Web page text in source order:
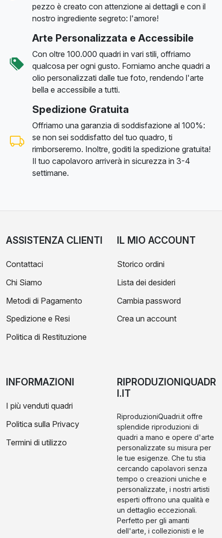
pezzo è creato con attenzione ai dettagli e con il
nostro ingrediente segreto: l'amore!
Arte Personalizzata e Accessibile
Con oltre 100.000 quadri in vari stili, offriamo
qualcosa per ogni gusto. Forniamo anche quadri a
olio personalizzati dalle tue foto, rendendo l'arte
bella e accessibile a tutti.
Spedizione Gratuita
Offriamo una garanzia di soddisfazione al 100%:
se non sei soddisfatto del tuo quadro, ti
rimborseremo. Inoltre, goditi la spedizione gratuita!
Il tuo capolavoro arriverà in sicurezza in 3-4
settimane.
ASSISTENZA CLIENTI
Contattaci
Chi Siamo
Metodi di Pagamento
Spedizione e Resi
Politica di Restituzione
IL MIO ACCOUNT
Storico ordini
Lista dei desideri
Cambia password
Crea un account
INFORMAZIONI
I più venduti quadri
Politica sulla Privacy
Termini di utilizzo
RIPRODUZIONIQUADR
I.IT
RiproduzioniQuadri.it offre
splendide riproduzioni di
quadri a mano e opere d'arte
personalizzate su misura per
le tue esigenze. Che tu stia
cercando capolavori senza
tempo o creazioni uniche e
personalizzate, i nostri artisti
esperti offrono una qualità e
un dettaglio eccezionali.
Perfetto per gli amanti
dell'arte, i collezionisti e le